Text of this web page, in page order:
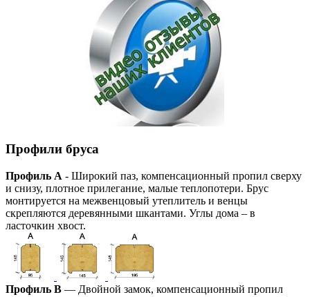
Профили бруса
Профиль А - Широкий паз, компенсационный пропил сверху
и снизу, плотное прилегание, малые теплопотери. Брус
монтируется на межвенцовый утеплитель и венцы
скрепляются деревянными шкантами. Углы дома – в
ласточкин хвост.
Профиль В — Двойной замок, компенсационный пропил